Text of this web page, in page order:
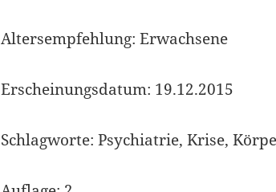
Altersempfehlung: Erwachsene
Erscheinungsdatum: 19.12.2015
Schlagworte: Psychiatrie, Krise,